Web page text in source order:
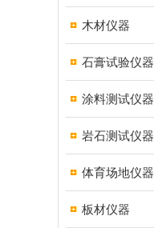
木材仪器
石膏试验仪器
涂料测试仪器
岩石测试仪器
体育场地仪器
板材仪器